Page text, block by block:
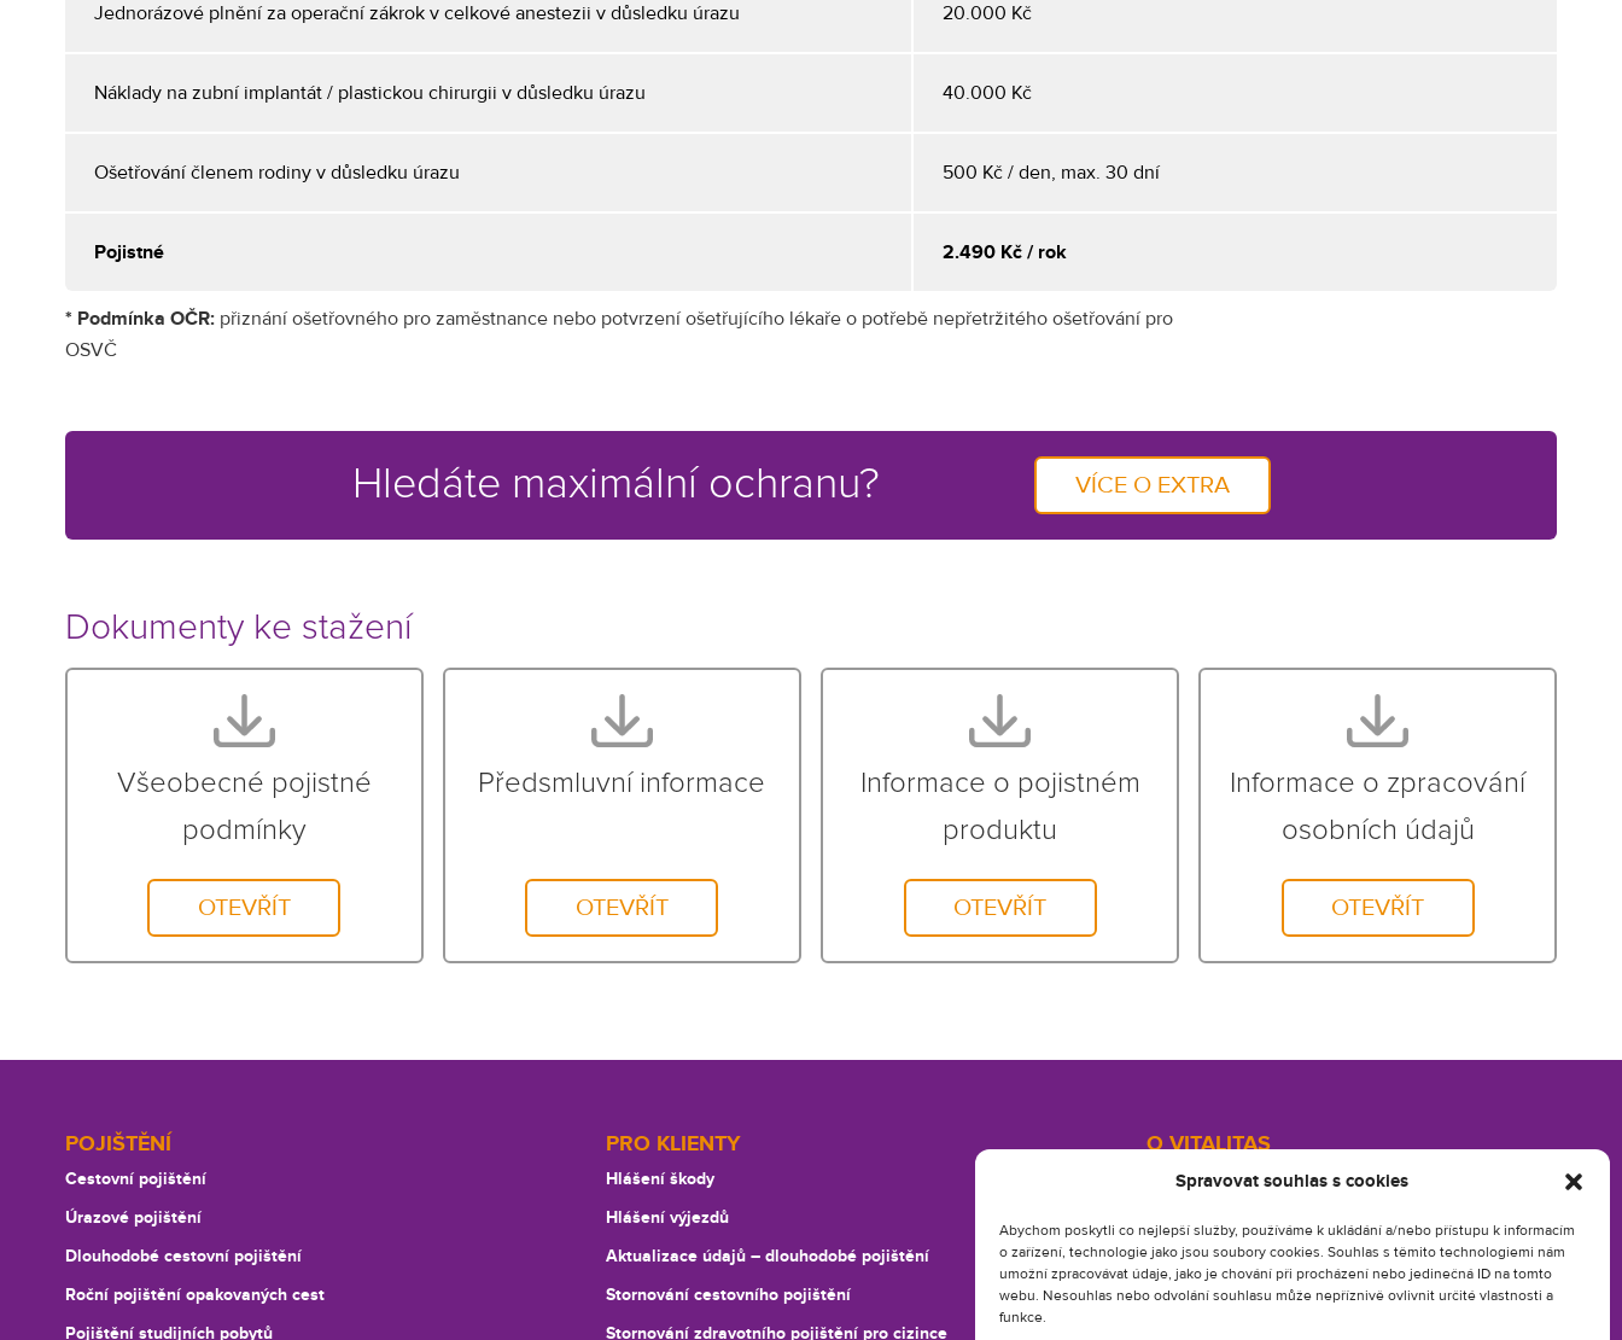
Spravovat souhlas s cookies
Abychom poskytli co nejlepší služby, používáme k ukládání a/nebo přístupu k informacím
o zařízení, technologie jako jsou soubory cookies. Souhlas s těmito technologiemi nám
umožní zpracovávat údaje, jako je chování při procházení nebo jedinečná ID na tomto
webu. Nesouhlas nebo odvolání souhlasu může nepříznivě ovlivnit určité vlastnosti a
funkce.
Jednorázové plnění za operační zákrok v celkové anestezii v důsledku úrazu 20.000 Kč
Náklady na zubní implantát / plastickou chirurgii v důsledku úrazu 40.000 Kč
Ošetřování členem rodiny v důsledku úrazu 500 Kč / den, max. 30 dní
Pojistné 2.490 Kč / rok
* Podmínka OČR:přiznání ošetřovného pro zaměstnance nebo potvrzení ošetřujícího lékaře o potřebě nepřetržitého ošetřování pro
OSVČ
Hledáte maximální ochranu? VÍCE O EXTRA
Dokumenty ke stažení
Všeobecné pojistné
podmínky
OTEVŘÍT
Předsmluvní informace
OTEVŘÍT
Informace o pojistném
produktu
OTEVŘÍT
Informace o zpracování
osobních údajů
OTEVŘÍT
FooterPOJIŠTĚNÍ
Cestovní pojištění
Úrazové pojištění
Dlouhodobé cestovní pojištění
Roční pojištění opakovaných cest
Pojištění studijních pobytů
PRO KLIENTY
Hlášení škody
Hlášení výjezdů
Aktualizace údajů –⁠ dlouhodobé pojištění
Stornování cestovního pojištění
Stornování zdravotního pojištění pro cizince
O VITALITAS
Kontakty
Soubory ke stažení
Souhlas s cookies